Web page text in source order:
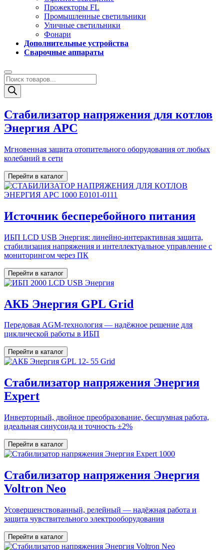
Прожекторы FL
Промышленные светильники
Уличные светильники
Фонари
Дополнительные устройства
Сварочные аппараты
Поиск
товаров
Стабилизатор напряжения для котлов
Энергия АРС
Мгновенная защита отопительного оборудования от любых
колебаний в сети
Перейти в каталог
Источник бесперебойного питания
ИБП LCD USB Энергия: линейно-интерактивная защита,
стабилизация напряжения и интеллектуальное управление с
мониторингом через ПК
Перейти в каталог
АКБ Энергия GPL Grid
Передовая AGM-технология — надёжное решение для
циклической работы в ИБП
Перейти в каталог
Стабилизатор напряжения Энергия
Expert
Инверторный, двойное преобразование, бесшумная работа,
идеальная синусоида и точность ±2%
Перейти в каталог
Стабилизатор напряжения Энергия
Voltron Neo
Усовершенствованный, релейный — надёжная работа и
защита чувствительного электрооборудования
Перейти в каталог